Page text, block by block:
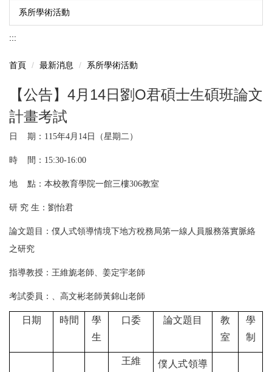
系所學術活動
:::
首頁 最新消息 系所學術活動
【公告】4月14日劉O君碩士生碩班論文
計畫考試
日 期：115年4月14日（星期二）
時 間：15:30-16:00
地 點：本校教育學院一館三樓306教室
研 究 生 ： 劉怡君
論文題目 ：僕人式領導情境下地方稅務局第一線人員服務落實脈絡
之研究
指導教授： 王維旎老師、姜定宇老師
考試委員： 、高文彬老師黃錦山老師
日期 時間
學
生
口委 論文題目
教
室
學
制
王維
僕人式領導